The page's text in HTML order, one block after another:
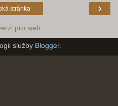
›
stránka
pro web
služby Blogger.